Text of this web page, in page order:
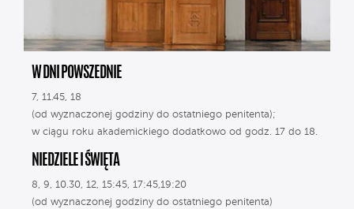
W DNI POWSZEDNIE
7, 11.45, 18
(od wyznaczonej godziny do ostatniego penitenta);
w ciągu roku akademickiego dodatkowo od godz. 17 do 18.
NIEDZIELE I ŚWIĘTA
8, 9, 10.30, 12, 15:45, 17:45,19:20
(od wyznaczonej godziny do ostatniego penitenta)